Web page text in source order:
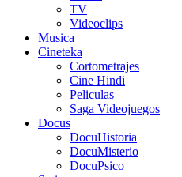
TV
Videoclips
Musica
Cineteka
Cortometrajes
Cine Hindi
Peliculas
Saga Videojuegos
Docus
DocuHistoria
DocuMisterio
DocuPsico